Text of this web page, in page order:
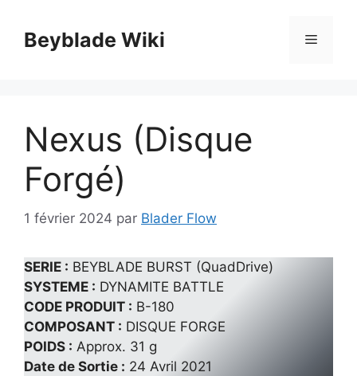
contenuBeyblade Wiki Menu
Nexus (Disque
Forgé)
1 février 2024 par Blader Flow
SERIE : BEYBLADE BURST (QuadDrive)
SYSTEME : DYNAMITE BATTLE
CODE PRODUIT : B-180
COMPOSANT : DISQUE FORGE
POIDS : Approx. 31 g
Date de Sortie : 24 Avril 2021